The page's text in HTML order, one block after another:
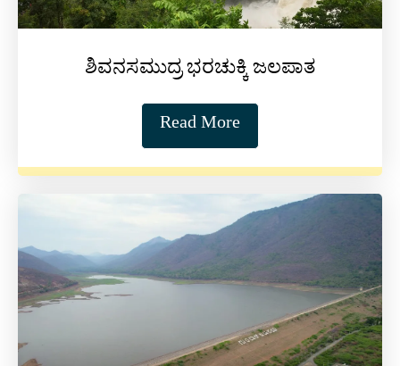
ಶಿವನಸಮುದ್ರ ಭರಚುಕ್ಕಿ ಜಲಪಾತ
Read More